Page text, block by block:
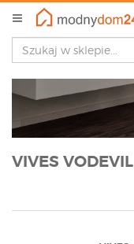
VIVES VODEVIL